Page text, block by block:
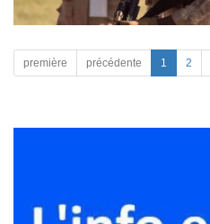
première précédente 1 2